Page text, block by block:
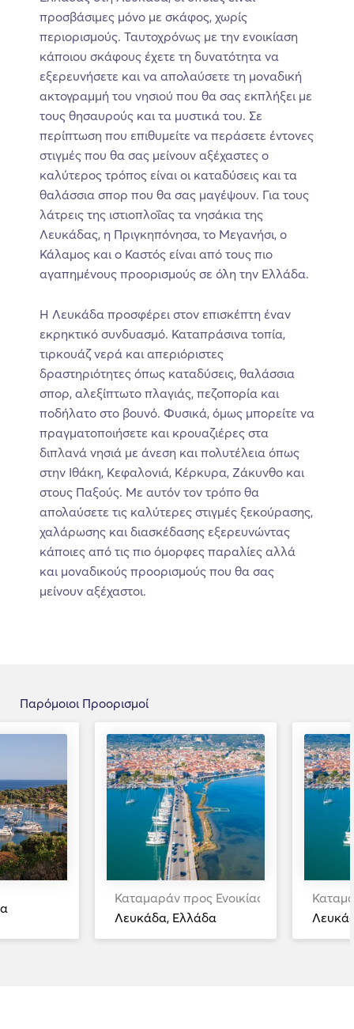
προσβάσιμες μόνο με σκάφος, χωρίς
περιορισμούς. Ταυτοχρόνως με την ενοικίαση
κάποιου σκάφους έχετε τη δυνατότητα να
εξερευνήσετε και να απολαύσετε τη μοναδική
ακτογραμμή του νησιού που θα σας εκπλήξει με
τους θησαυρούς και τα μυστικά του. Σε
περίπτωση που επιθυμείτε να περάσετε έντονες
στιγμές που θα σας μείνουν αξέχαστες ο
καλύτερος τρόπος είναι οι καταδύσεις και τα
θαλάσσια σπορ που θα σας μαγέψουν. Για τους
λάτρεις της ιστιοπλοΐας τα νησάκια της
Λευκάδας, η Πριγκηπόνησα, το Μεγανήσι, ο
Κάλαμος και ο Καστός είναι από τους πιο
αγαπημένους προορισμούς σε όλη την Ελλάδα.
Η Λευκάδα προσφέρει στον επισκέπτη έναν
εκρηκτικό συνδυασμό. Καταπράσινα τοπία,
τιρκουάζ νερά και απεριόριστες
δραστηριότητες όπως καταδύσεις, θαλάσσια
σπορ, αλεξίπτωτο πλαγιάς, πεζοπορία και
ποδήλατο στο βουνό. Φυσικά, όμως μπορείτε να
πραγματοποιήσετε και κρουαζιέρες στα
διπλανά νησιά με άνεση και πολυτέλεια όπως
στην Ιθάκη, Κεφαλονιά, Κέρκυρα, Ζάκυνθο και
στους Παξούς. Με αυτόν τον τρόπο θα
απολαύσετε τις καλύτερες στιγμές ξεκούρασης,
χαλάρωσης και διασκέδασης εξερευνώντας
κάποιες από τις πιο όμορφες παραλίες αλλά
και μοναδικούς προορισμούς που θα σας
μείνουν αξέχαστοι.
Παρόμοιοι Προορισμοί
Καταμαράν προς Ενοικίαση
Λευκάδα, Ελλάδα